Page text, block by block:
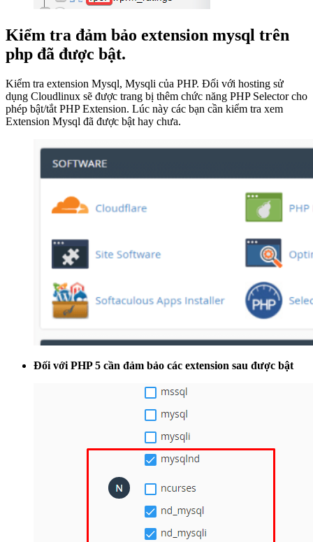
Kiểm tra đảm bảo extension mysql trên
php đã được bật.
Kiểm tra extension Mysql, Mysqli của PHP. Đối với hosting sử
dụng Cloudlinux sẽ được trang bị thêm chức năng PHP Selector cho
phép bật/tắt PHP Extension. Lúc này các bạn cần kiểm tra xem
Extension Mysql đã được bật hay chưa.
Đối với PHP 5 cần đảm bảo các extension sau được bật